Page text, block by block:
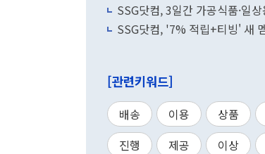
SSG닷컴, 3일간 가공식품·일
SSG닷컴, '7% 적립+티빙' 새
[관련키워드]
배송 이용 상품
진행
제공 이상